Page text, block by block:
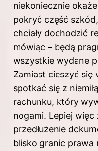
niekoniecznie
pokryć część
chciały dochodzić
mówiąc – będą
wszystkie wydane
Zamiast cieszyć się
spotkać się z
rachunku, który
nogami. Lepiej
przedłużenie
blisko granic prawa